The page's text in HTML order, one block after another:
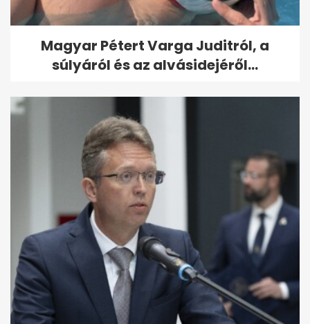
Magyar Pétert Varga Juditról, a
súlyáról és az alvásidejéről...